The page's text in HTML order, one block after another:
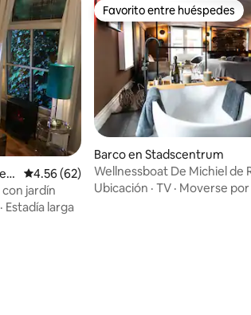
Calificación promedio: 4.56 de 5, 62
4.56 (62)
jardín
· Estadía larga
Favorito entre huéspedes
Favorito entre huéspedes
Barco en Stadscentrum
Wellnessboat De Michiel de
Ubicación · TV · Moverse por